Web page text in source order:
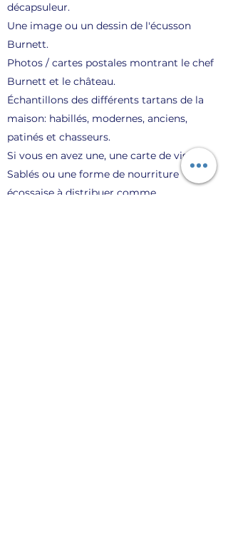
décapsuleur.
Une image ou un dessin de l'écusson
Burnett.
Photos / cartes postales montrant le chef
Burnett et le château.
Échantillons des différents tartans de la
maison: habillés, modernes, anciens,
patinés et chasseurs.
Si vous en avez une, une carte de visite.
Sablés ou une forme de nourriture
écossaise à distribuer comme